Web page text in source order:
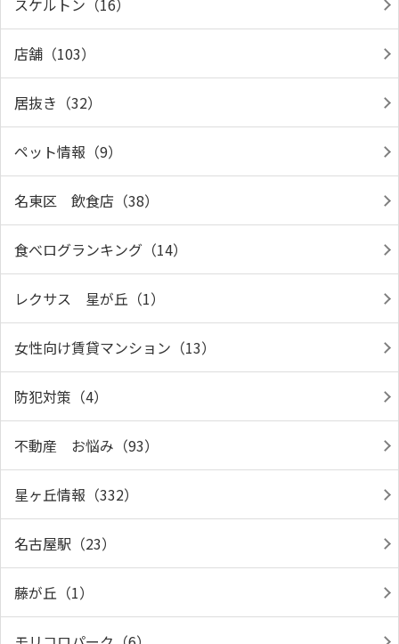
スケルトン（16）
店舗（103）
居抜き（32）
ペット情報（9）
名東区 飲食店（38）
食べログランキング（14）
レクサス 星が丘（1）
女性向け賃貸マンション（13）
防犯対策（4）
不動産 お悩み（93）
星ヶ丘情報（332）
名古屋駅（23）
藤が丘（1）